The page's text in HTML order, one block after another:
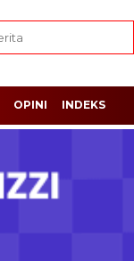
OPINI INDEKS